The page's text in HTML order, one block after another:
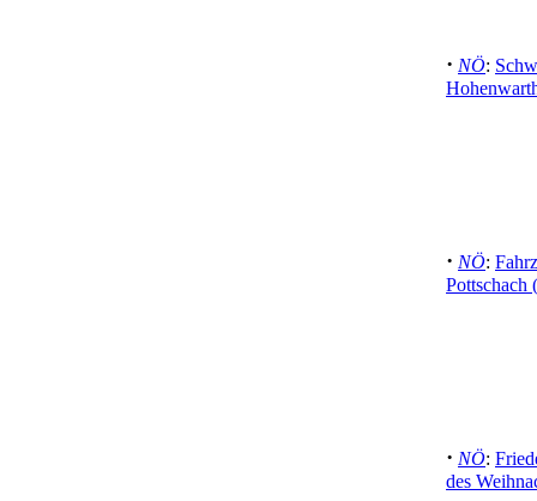
· NÖ:
· NÖ:
Pottschach
· NÖ:
des